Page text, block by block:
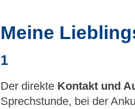
Meine
1
Der direkte Kontakt und
Sprechstunde, bei der